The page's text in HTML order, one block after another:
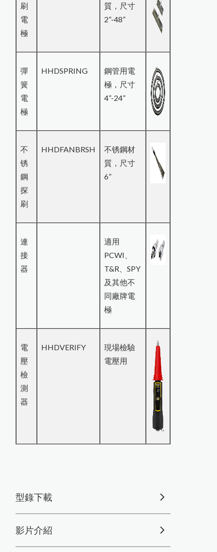
刷
電
極
質，尺寸
2”-48”
彈
簧
電
極
HHDSPRING
鋼管用電
極，尺寸
4”-24”
不
锈
鋼
探
刷
HHDFANBRSH
不锈鋼材
質，尺寸
6”
連
接
器
適用
PCWI、
T&R、SPY
及其他不
同廠牌電
極
電
壓
檢
測
器
HHDVERIFY
現場檢驗
電壓用
型錄下載
影片介紹